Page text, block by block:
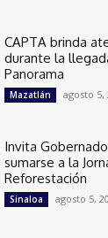
CAPTA brinda
durante la
Panorama
Mazatlán agosto 5,
Invita
sumarse a la
Reforestación
Sinaloa agosto 5,